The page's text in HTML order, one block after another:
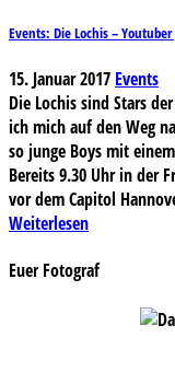
Events: Die Lochis –
15. Januar 2017 Events
Die Lochis sind Stars
ich mich auf den Weg
so junge Boys mit
Bereits 9.30 Uhr in der
vor dem Capitol
Weiterlesen
Euer Fotograf